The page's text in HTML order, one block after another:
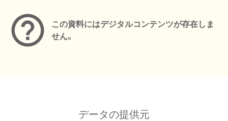
この資料にはデジタルコンテンツが存在しま
せん。
データの提供元